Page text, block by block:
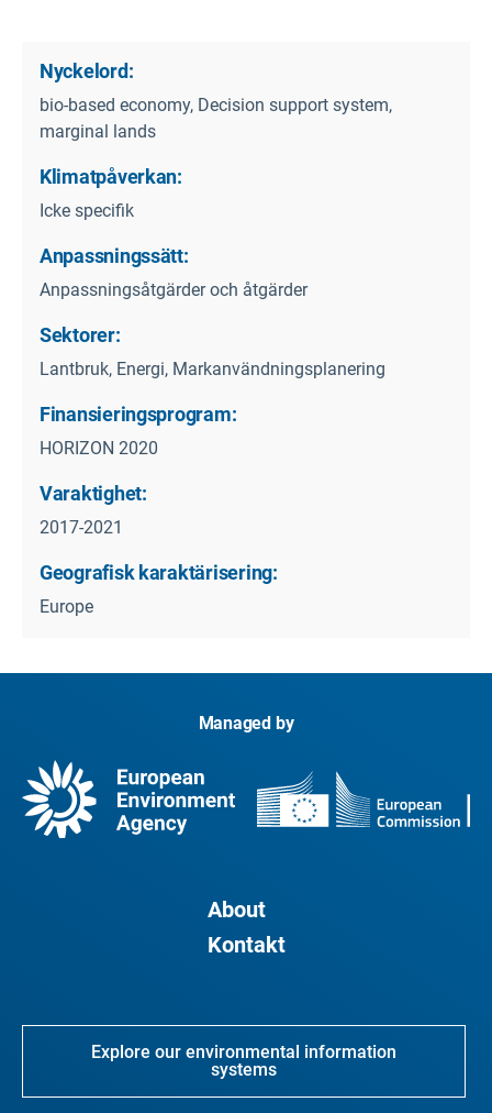
Nyckelord:
bio-based economy, Decision support system,
marginal lands
Klimatpåverkan:
Icke specifik
Anpassningssätt:
Anpassningsåtgärder och åtgärder
Sektorer:
Lantbruk, Energi, Markanvändningsplanering
Finansieringsprogram:
HORIZON 2020
Varaktighet:
2017-2021
Geografisk karaktärisering:
Europe
Managed by
About
Kontakt
Explore our environmental information
systems